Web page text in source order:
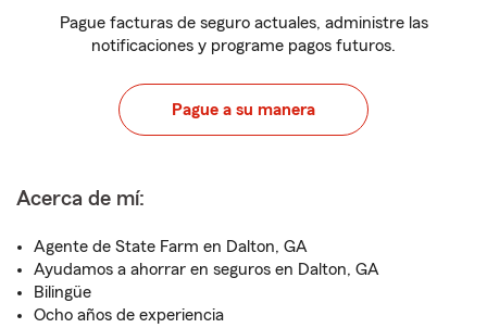
Pague facturas de seguro actuales, administre las
notificaciones y programe pagos futuros.
Pague a su manera
Acerca de mí:
Agente de State Farm en Dalton, GA
Ayudamos a ahorrar en seguros en Dalton, GA
Bilingüe
Ocho años de experiencia